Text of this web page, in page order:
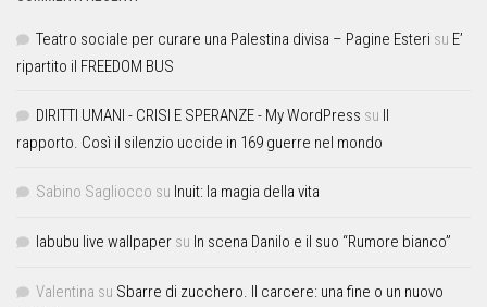
Teatro sociale per curare una Palestina divisa – Pagine Esteri su E’
ripartito il FREEDOM BUS
DIRITTI UMANI - CRISI E SPERANZE - My WordPress su Il
rapporto. Così il silenzio uccide in 169 guerre nel mondo
Sabino Sagliocco su Inuit: la magia della vita
labubu live wallpaper su In scena Danilo e il suo “Rumore bianco”
Valentina su Sbarre di zucchero. Il carcere: una fine o un nuovo